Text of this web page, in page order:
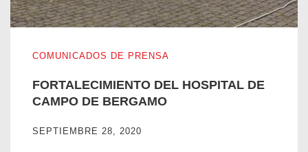
COMUNICADOS DE PRENSA
FORTALECIMIENTO DEL HOSPITAL DE
CAMPO DE BERGAMO
SEPTIEMBRE 28, 2020